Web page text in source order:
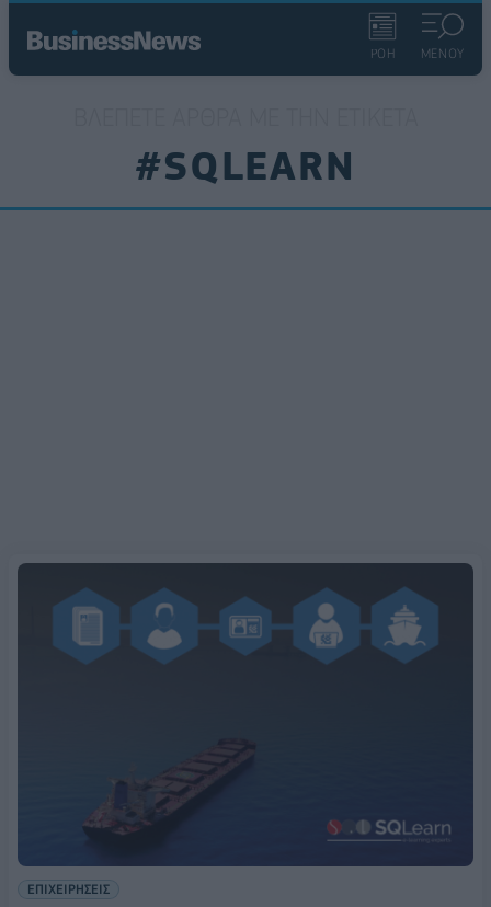
ΡΟΗ ΜΕΝΟΥ
#SQLEARN
ΕΠΙΧΕΙΡΗΣΕΙΣ